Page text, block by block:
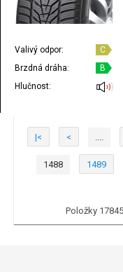
Valivý odpor:
C
Brzdná dráha:
B
Hlučnost:
|< < ....
1488 1489
Položky